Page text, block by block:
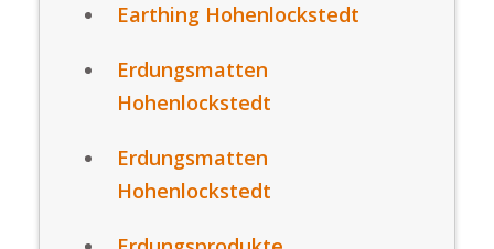
Earthing Hohenlockstedt
Erdungsmatten
Hohenlockstedt
Erdungsmatten
Hohenlockstedt